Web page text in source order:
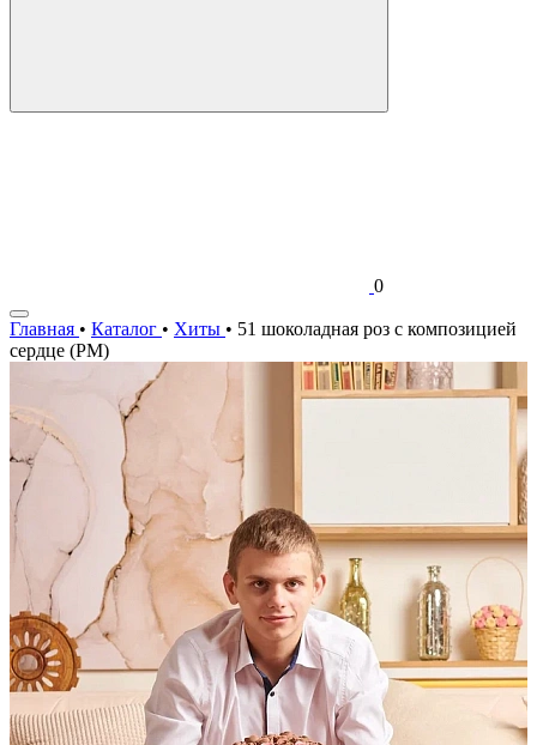
0
Главная • Каталог • Хиты • 51 шоколадная роз с композицией
сердце (РМ)